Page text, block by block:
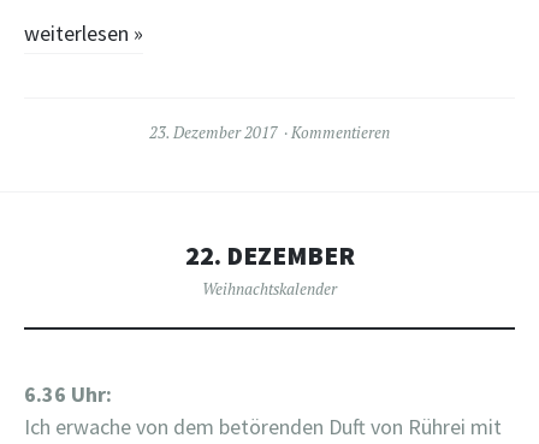
weiterlesen »
23. Dezember 2017 Kommentieren
22. DEZEMBER
Weihnachtskalender
6.36 Uhr:
Ich erwache von dem betörenden Duft von Rührei mit